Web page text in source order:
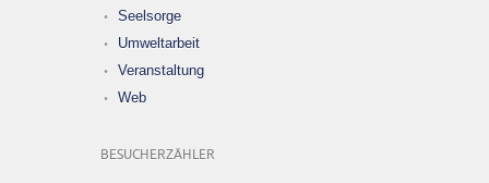
Seelsorge
Umweltarbeit
Veranstaltung
Web
BESUCHERZÄHLER